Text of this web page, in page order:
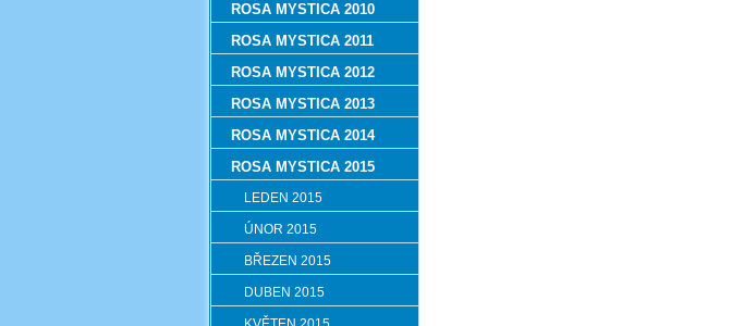
ROSA MYSTICA 2010
ROSA MYSTICA 2011
ROSA MYSTICA 2012
ROSA MYSTICA 2013
ROSA MYSTICA 2014
ROSA MYSTICA 2015
LEDEN 2015
ÚNOR 2015
BŘEZEN 2015
DUBEN 2015